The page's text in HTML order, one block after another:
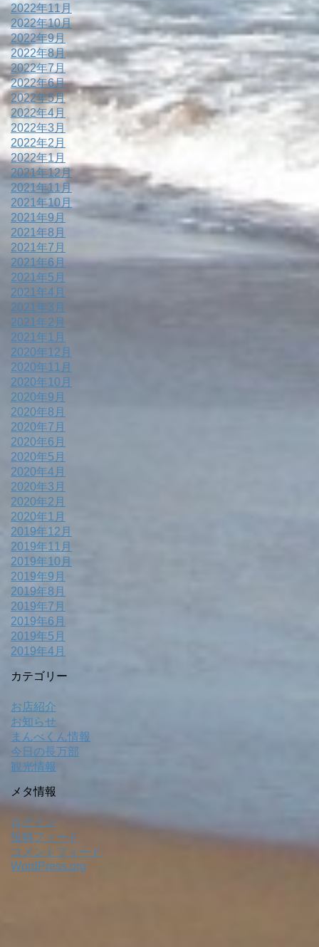
2022年11月
2022年10月
2022年9月
2022年8月
2022年7月
2022年6月
2022年5月
2022年4月
2022年3月
2022年2月
2022年1月
2021年12月
2021年11月
2021年10月
2021年9月
2021年8月
2021年7月
2021年6月
2021年5月
2021年4月
2021年3月
2021年2月
2021年1月
2020年12月
2020年11月
2020年10月
2020年9月
2020年8月
2020年7月
2020年6月
2020年5月
2020年4月
2020年3月
2020年2月
2020年1月
2019年12月
2019年11月
2019年10月
2019年9月
2019年8月
2019年7月
2019年6月
2019年5月
2019年4月
カテゴリー
お店紹介
お知らせ
まんべくん情報
今日の長万部
観光情報
メタ情報
ログイン
投稿フィード
コメントフィード
WordPress.org